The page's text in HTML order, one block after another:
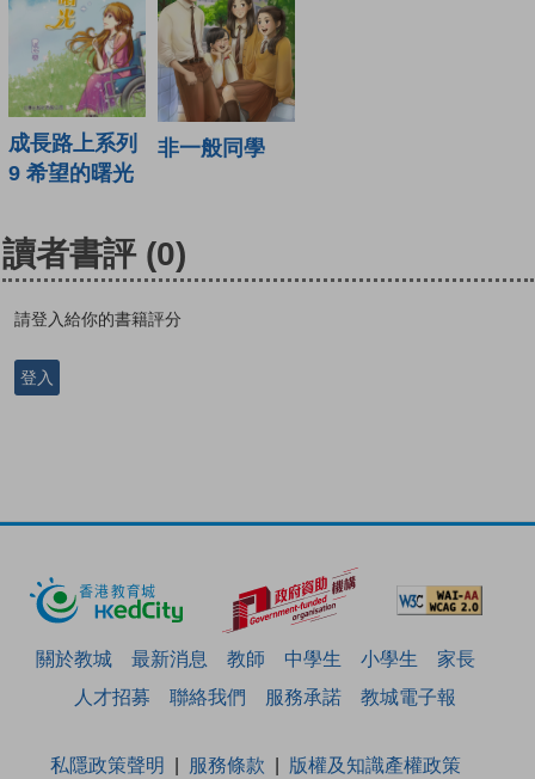
成長路上系列
9 希望的曙光
非一般同學
讀者書評 (0)
請登入給你的書籍評分
登入
關於教城 最新消息 教師 中學生 小學生
家長
人才招募
聯絡我們 服務承諾 教城電子報
私隱政策聲明 服務條款
版權及知識產權政策